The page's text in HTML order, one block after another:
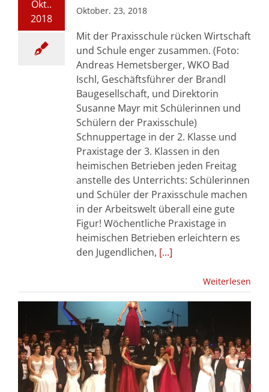
Okt..
2018
Oktober. 23, 2018
Mit der Praxisschule rücken Wirtschaft
und Schule enger zusammen. (Foto:
Andreas Hemetsberger, WKO Bad
Ischl, Geschäftsführer der Brandl
Baugesellschaft, und Direktorin
Susanne Mayr mit Schülerinnen und
Schülern der Praxisschule)
Schnuppertage in der 2. Klasse und
Praxistage der 3. Klassen in den
heimischen Betrieben jeden Freitag
anstelle des Unterrichts: Schülerinnen
und Schüler der Praxisschule machen
in der Arbeitswelt überall eine gute
Figur! Wöchentliche Praxistage in
heimischen Betrieben erleichtern es
den Jugendlichen, [...]
Weiterlesen